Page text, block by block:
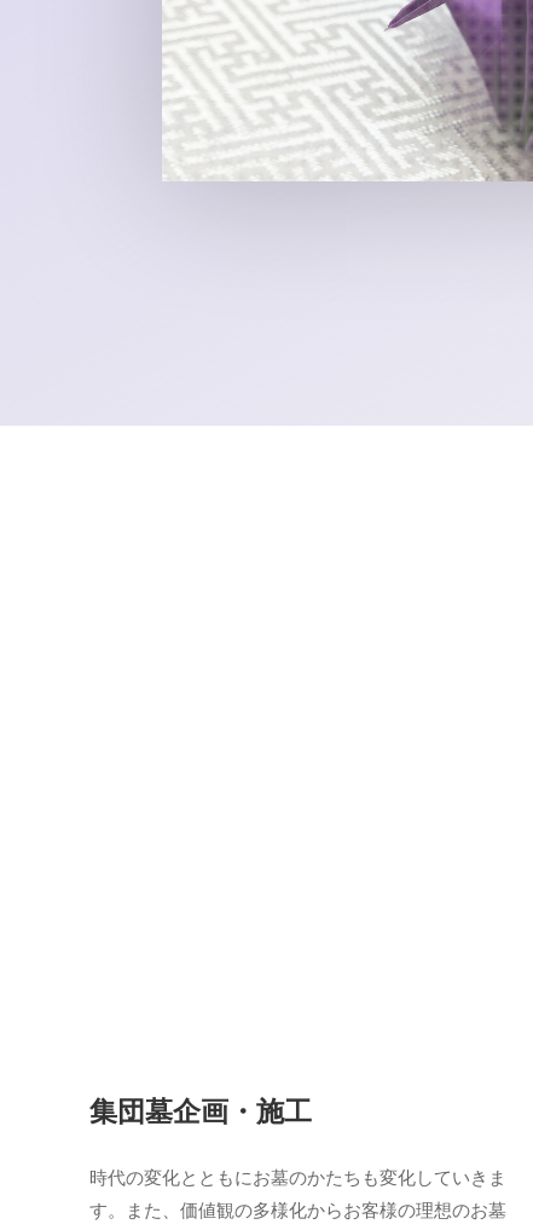
集団墓企画・施工
時代の変化とともにお墓のかたちも変化していきま
す。また、価値観の多様化からお客様の理想のお墓